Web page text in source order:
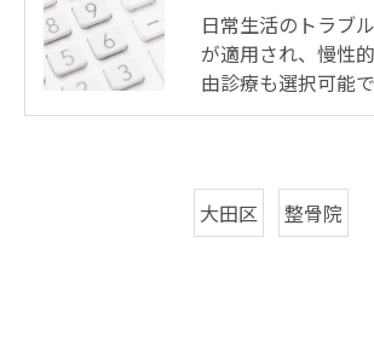
日常生活のトラブ
が適用され、慢性
由診療も選択可能
大田区 整骨院